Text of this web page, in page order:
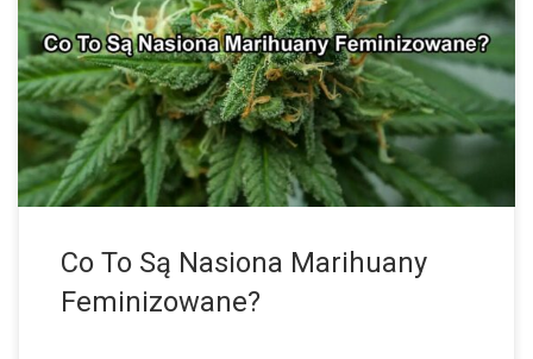
Do nie tak dawna uprawa marihuany to była pewnego rodzaju […]
Co To Są Nasiona Marihuany
Feminizowane?